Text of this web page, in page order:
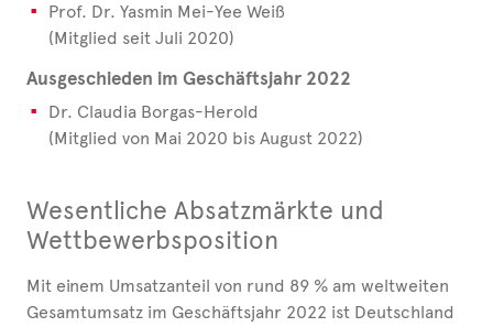
Prof. Dr. Yasmin Mei-Yee Weiß
(Mitglied seit Juli 2020)
Ausgeschieden im Geschäftsjahr 2022
Dr. Claudia Borgas-Herold
(Mitglied von Mai 2020 bis August 2022)
Wesentliche Absatzmärkte und
Wettbewerbsposition
Mit einem Umsatzanteil von rund 89 % am weltweiten
Gesamtumsatz im Geschäftsjahr 2022 ist Deutschland